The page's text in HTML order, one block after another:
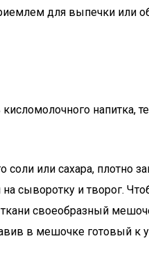
для выпечки или
напитка,
соли или сахара, плотно
сыворотку и творог.
своеобразный
в мешочке готовый к